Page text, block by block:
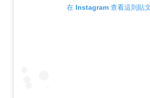
在 Instagram 查看這則貼